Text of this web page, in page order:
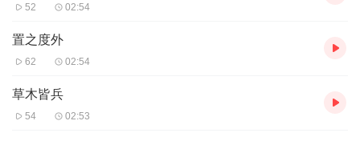
52 02:54
置之度外
62 02:54
草木皆兵
54 02:53